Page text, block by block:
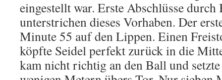
eingestellt war. Erste Abschlüsse durch
unterstrichen dieses Vorhaben. Der
Minute 55 auf den Lippen. Einen
köpfte Seidel perfekt zurück in die
kam nicht richtig an den Ball und